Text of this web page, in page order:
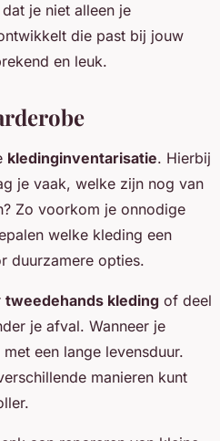
je niet alleen je
die past bij jouw
en leuk.
kledinginventarisatie. Hierbij
je vaak, welke zijn nog van
Zo voorkom je onnodige
welke kleding een
duurzamere opties.
tweedehands kleding of deel
je afval. Wanneer je
met een lange levensduur.
manieren kunt